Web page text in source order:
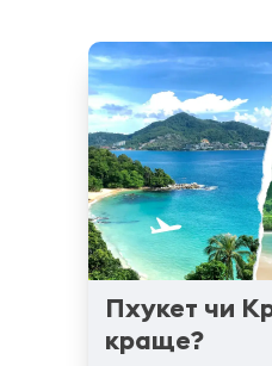
Пхукет чи
краще?